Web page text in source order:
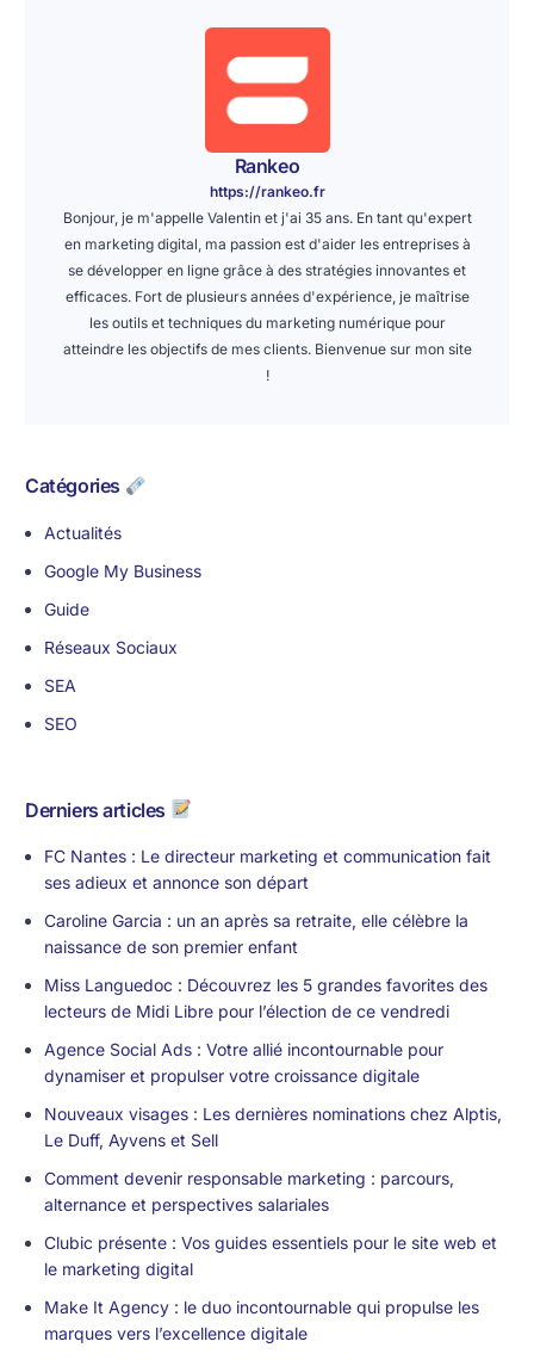
Rankeo
https://rankeo.fr
Bonjour, je m'appelle Valentin et j'ai 35 ans. En tant qu'expert
en marketing digital, ma passion est d'aider les entreprises à
se développer en ligne grâce à des stratégies innovantes et
efficaces. Fort de plusieurs années d'expérience, je maîtrise
les outils et techniques du marketing numérique pour
atteindre les objectifs de mes clients. Bienvenue sur mon site
!
Catégories
Actualités
Google My Business
Guide
Réseaux Sociaux
SEA
SEO
Derniers articles
FC Nantes : Le directeur marketing et communication fait
ses adieux et annonce son départ
Caroline Garcia : un an après sa retraite, elle célèbre la
naissance de son premier enfant
Miss Languedoc : Découvrez les 5 grandes favorites des
lecteurs de Midi Libre pour l’élection de ce vendredi
Agence Social Ads : Votre allié incontournable pour
dynamiser et propulser votre croissance digitale
Nouveaux visages : Les dernières nominations chez Alptis,
Le Duff, Ayvens et Sell
Comment devenir responsable marketing : parcours,
alternance et perspectives salariales
Clubic présente : Vos guides essentiels pour le site web et
le marketing digital
Make It Agency : le duo incontournable qui propulse les
marques vers l’excellence digitale